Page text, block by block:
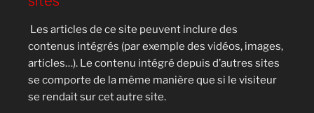
Les articles de ce site peuvent inclure des
contenus intégrés (par exemple des vidéos, images,
articles…). Le contenu intégré depuis d’autres sites
se comporte de la même manière que si le visiteur
se rendait sur cet autre site.